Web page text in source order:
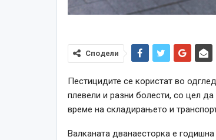
Сподели
Пестицидите се користат во
плевели и разни болести, со цел
време на складирањето и
Валканата дванаесторка е